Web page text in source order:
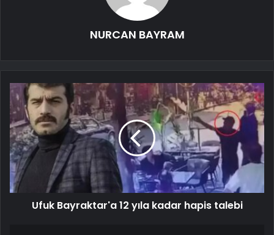
NURCAN BAYRAM
Ufuk Bayraktar'a 12 yıla kadar hapis talebi